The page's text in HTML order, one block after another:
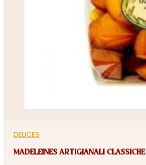
DELICES
MADELEINES ARTIGIANALI CLASSICHE